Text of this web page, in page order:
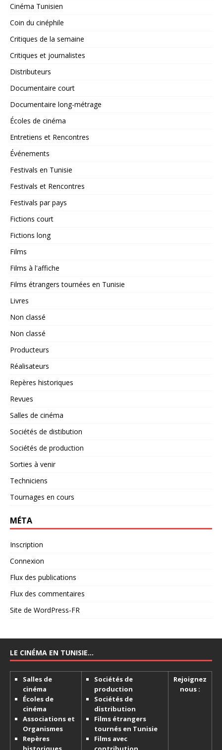
Cinéma Tunisien
Coin du cinéphile
Critiques de la semaine
Critiques et journalistes
Distributeurs
Documentaire court
Documentaire long-métrage
Écoles de cinéma
Entretiens et Rencontres
Événements
Festivals en Tunisie
Festivals et Rencontres
Festivals par pays
Fictions court
Fictions long
Films
Films à l'affiche
Films étrangers tournées en Tunisie
Livres
Non classé
Non classé
Producteurs
Réalisateurs
Repères historiques
Revues
Salles de cinéma
Sociétés de distibution
Sociétés de production
Sorties à venir
Techniciens
Tournages en cours
MÉTA
Inscription
Connexion
Flux des publications
Flux des commentaires
Site de WordPress-FR
LE CINÉMA EN TUNISIE…
Salles de
cinéma
Écoles de
cinéma
Associations et
Organismes
Repères
Sociétés de
production
Sociétés de
distribution
Films étrangers
tournés en Tunisie
Films avec
Rejoignez
nous :